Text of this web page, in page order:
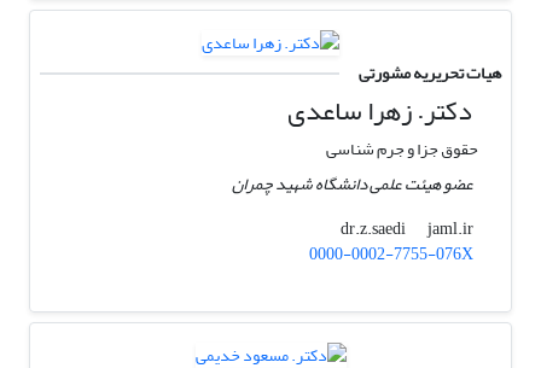
هیات تحریریه مشورتی
دکتر. زهرا ساعدی
حقوق جزا و جرم شناسی
عضو هیئت علمی دانشگاه شهید چمران
dr.z.saedi
jaml.ir
0000-0002-7755-076X